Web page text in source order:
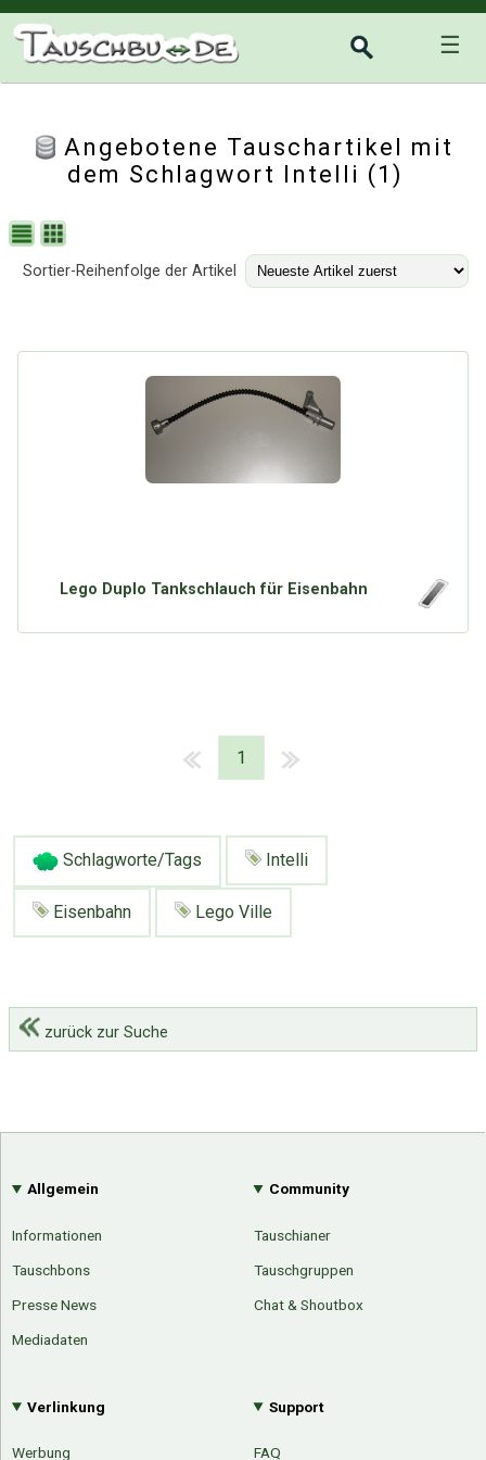
☰
Angebotene Tauschartikel mit
dem Schlagwort Intelli (1)
Sortier-Reihenfolge der Artikel
Lego Duplo Tankschlauch für Eisenbahn
1
Schlagworte/Tags Intelli
Eisenbahn Lego Ville
zurück zur Suche
Allgemein
Informationen
Tauschbons
Presse News
Mediadaten
Community
Tauschianer
Tauschgruppen
Chat & Shoutbox
Verlinkung
Werbung
Support
FAQ